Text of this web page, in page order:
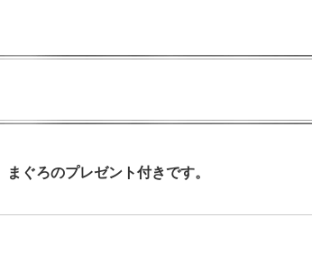
ぐろのプレゼント付きです。